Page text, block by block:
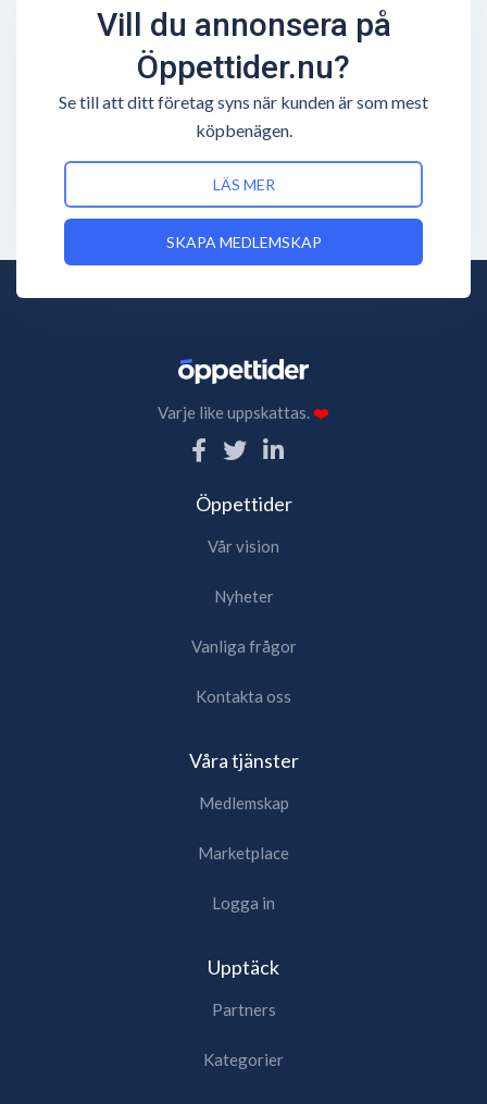
Vill du annonsera på
Öppettider.nu?
Se till att ditt företag syns när kunden är som mest
köpbenägen.
LÄS MER
SKAPA MEDLEMSKAP
Varje like uppskattas.❤️
Öppettider
Vår vision
Nyheter
Vanliga frågor
Kontakta oss
Våra tjänster
Medlemskap
Marketplace
Logga in
Upptäck
Partners
Kategorier